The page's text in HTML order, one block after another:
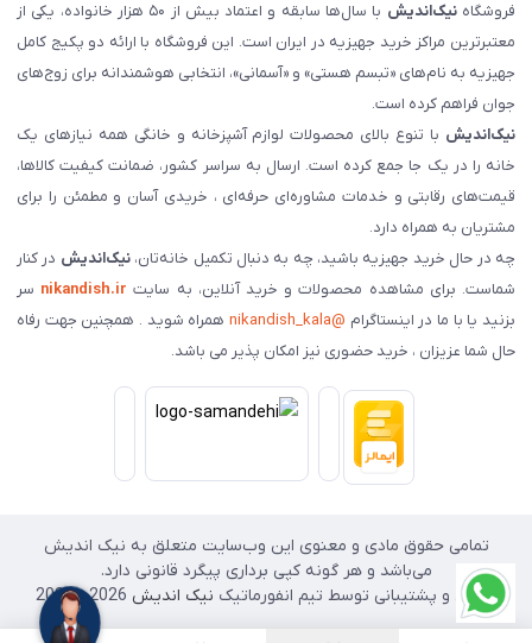
فروشگاهنیک‌اندیش
با سال‌ها سابقه و اعتماد بیش از ۵۰ هزار خانواده، یکی از
معتبرترین مراکز خرید جهیزیه در ایران است. این فروشگاه با ارائه دو پکیج کامل
جهیزیه به نام‌های «تبسم هستی» و «آسمانی»، انتخابی هوشمندانه برای زوج‌های
جوان فراهم کرده است.
نیک‌اندیش با تنوع بالای محصولات لوازم آشپزخانه و خانگی همه نیازهای یک
خانه را در یک جا جمع کرده است. ارسال به سراسر کشور، ضمانت کیفیت کالاها،
قیمت‌های رقابتی و خدمات مشاوره‌ای حرفه‌ای ، خریدی آسان و مطمئن را برای
مشتریان به همراه دارد.
چه در حال خرید جهیزیه باشید، چه به دنبال تکمیل خانه‌تان،نیک‌اندیش در کنار
شماست. برای مشاهده محصولات و خرید آنلاین، به سایت nikandish.ir سر
بزنید یا با ما در اینستاگرام @nikandish_kala
همراه شوید . همچنین جهت رفاه
حال شما عزیزان ، خرید حضوری نیز امکان پذیر می باشد.
تمامی حقوق مادی و معنوی این وب‌سایت متعلق به نیک اندیش
می‌باشد و هر گونه کپی برداری پیگرد قانونی دارد.
طراحی و پشتیبانی توسط تیم انفورماتیک نیک اندیش 2026 - 2025